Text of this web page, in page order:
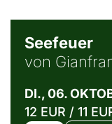
Seefeuer
von
DI., 06.
12 EUR / 11